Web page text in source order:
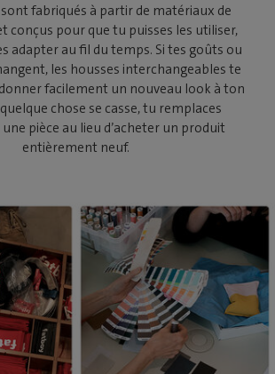
fabriqués à partir de matériaux de
conçus pour que tu puisses les utiliser,
adapter au fil du temps. Si tes goûts ou
les housses interchangeables te
facilement un nouveau look à ton
chose se casse, tu remplaces
pièce au lieu d’acheter un produit
entièrement neuf.